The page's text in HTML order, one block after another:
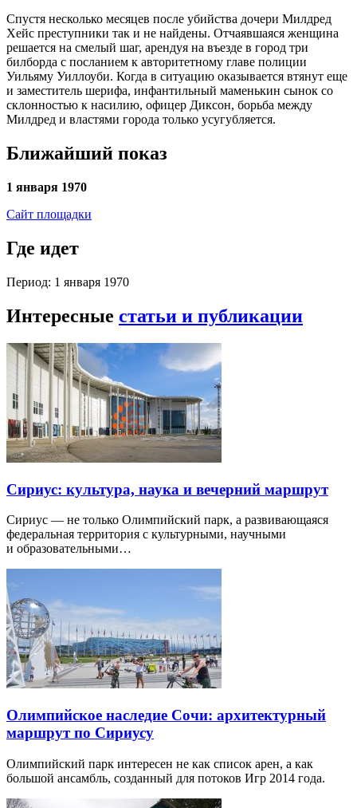
Спустя несколько месяцев после убийства дочери Милдред
Хейс преступники так и не найдены. Отчаявшаяся женщина
решается на смелый шаг, арендуя на въезде в город три
билборда с посланием к авторитетному главе полиции
Уильяму Уиллоуби. Когда в ситуацию оказывается втянут еще
и заместитель шерифа, инфантильный маменькин сынок со
склонностью к насилию, офицер Диксон, борьба между
Милдред и властями города только усугубляется.
Ближайший показ
1 января 1970
Сайт площадки
Где идет
Период: 1 января 1970
Интересные статьи и публикации
Сириус: культура, наука и вечерний маршрут
Сириус — не только Олимпийский парк, а развивающаяся
федеральная территория с культурными, научными
и образовательными…
Олимпийское наследие Сочи: архитектурный
маршрут по Сириусу
Олимпийский парк интересен не как список арен, а как
большой ансамбль, созданный для потоков Игр 2014 года.